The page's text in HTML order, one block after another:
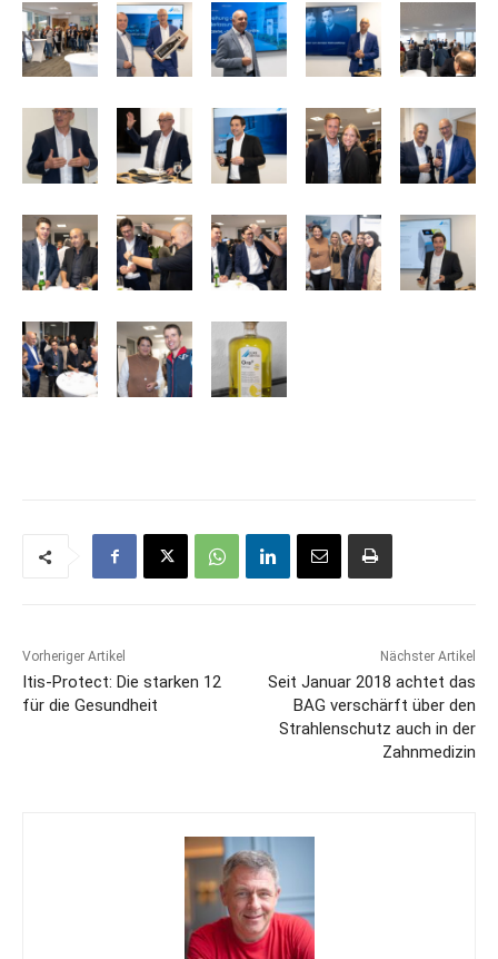
Vorheriger Artikel
Itis-Protect: Die starken 12
für die Gesundheit
Nächster Artikel
Seit Januar 2018 achtet das
BAG verschärft über den
Strahlenschutz auch in der
Zahnmedizin